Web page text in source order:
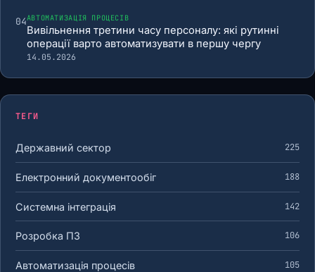
04АВТОМАТИЗАЦІЯ ПРОЦЕСІВ
Вивільнення третини часу персоналу: які рутинні
операції варто автоматизувати в першу чергу
14.05.2026
ТЕГИ
Державний сектор 225
Електронний документообіг 188
Системна інтеграція 142
Розробка ПЗ 106
Автоматизація процесів 105